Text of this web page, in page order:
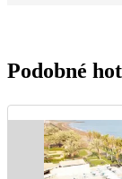
Podobné